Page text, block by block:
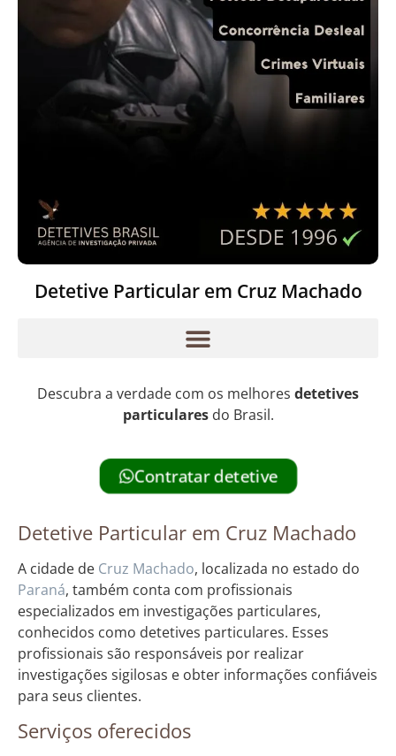
Detetive Particular em Cruz Machado
Descubra a verdade com os melhores detetives
particularesdo Brasil.
Contratar detetive
Detetive Particular em Cruz Machado
A cidade de Cruz Machado, localizada no estado do
Paraná, também conta com profissionais
especializados em investigações particulares,
conhecidos como detetives particulares. Esses
profissionais são responsáveis por realizar
investigações sigilosas e obter informações confiáveis
para seus clientes.
Serviços oferecidos